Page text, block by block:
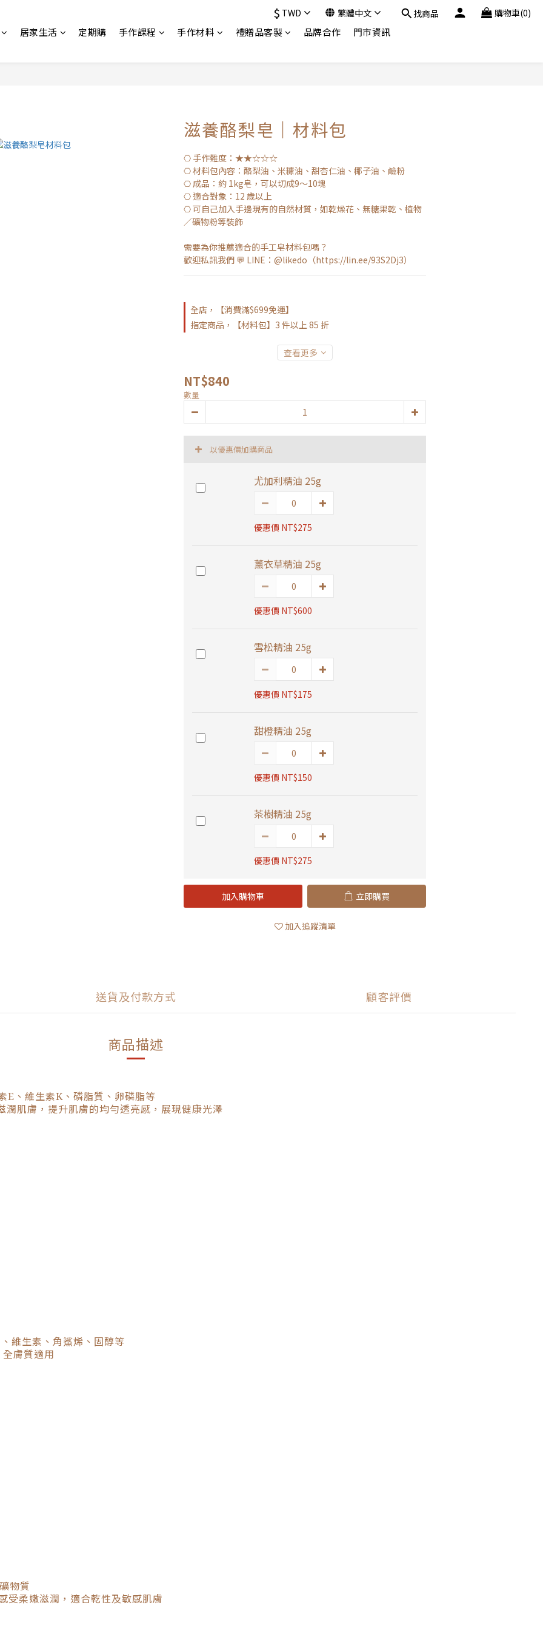
$ TWD 繁體中文 找商品 購物車(0)
居家生活 定期購 手作課程 手作材料 禮贈品客製 品牌合作 門市資訊
滋養酪梨皂｜材料包
⎔ 手作難度：★★☆☆☆
⎔ 材料包內容：酪梨油、米糠油、甜杏仁油、椰子油、鹼粉
⎔ 成品：約 1kg皂，可以切成9～10塊
⎔ 適合對象：12 歲以上
⎔ 可自己加入手邊現有的自然材質，如乾燥花、無糖果乾、植物
／礦物粉等裝飾
需要為你推薦適合的手工皂材料包嗎？
歡迎私訊我們 💬 LINE：@likedo（https://lin.ee/93S2Dj3）
全店，【消費滿$699免運】
指定商品，【材料包】3 件以上 85 折
查看更多
NT$840
數量
以優惠價加購商品
尤加利精油 25g
優惠價 NT$275
薰衣草精油 25g
優惠價 NT$600
雪松精油 25g
優惠價 NT$175
甜橙精油 25g
優惠價 NT$150
茶樹精油 25g
優惠價 NT$275
加入購物車 立即購買
加入追蹤清單
送貨及付款方式 顧客評價
商品描述
E、維生素K、磷脂質、卵磷脂等
肌膚，提升肌膚的均勻透亮感，展現健康光澤
維生素、角鯊烯、固醇等
膚質適用
物質
受柔嫩滋潤，適合乾性及敏感肌膚